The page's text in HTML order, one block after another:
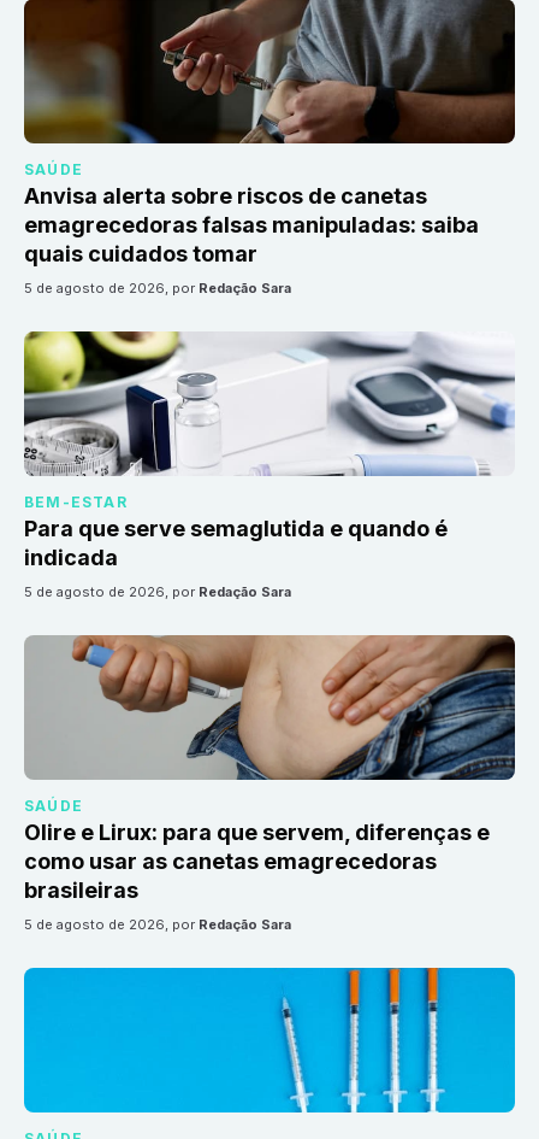
SAÚDE
Anvisa alerta sobre riscos de canetas
emagrecedoras falsas manipuladas: saiba
quais cuidados tomar
5 de agosto de 2026, por Redação Sara
BEM-ESTAR
Para que serve semaglutida e quando é
indicada
5 de agosto de 2026, por Redação Sara
SAÚDE
Olire e Lirux: para que servem, diferenças e
como usar as canetas emagrecedoras
brasileiras
5 de agosto de 2026, por Redação Sara